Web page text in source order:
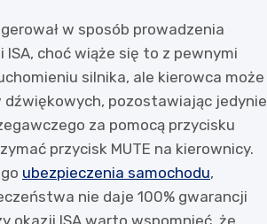
w sposób prowadzenia
choć wiąże się to z pewnymi
silnika, ale kierowca może
dźwiękowych, pozostawiając jedynie
za pomocą przycisku
przycisk MUTE na kierownicy.
ubezpieczenia samochodu,
nie daje 100% gwarancji